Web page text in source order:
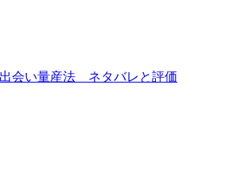
会い量産法 ネタバレと評価